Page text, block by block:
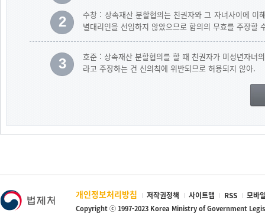
2
수창 : 상속재산 분할협의는 친권자와 그 자녀사이에 이
별대리인을 선임하지 않았으므로 합의의 무효를 주장할
3
호준 : 상속재산 분할협의를 할 때 친권자가 미성년자녀
라고 주장하는 건 신의칙에 위반되므로 허용되지 않아.
개인정보처리방침 저작권정책 사이트맵 RSS 모바
Copyright ⓒ 1997-2023 Korea Ministry of Government